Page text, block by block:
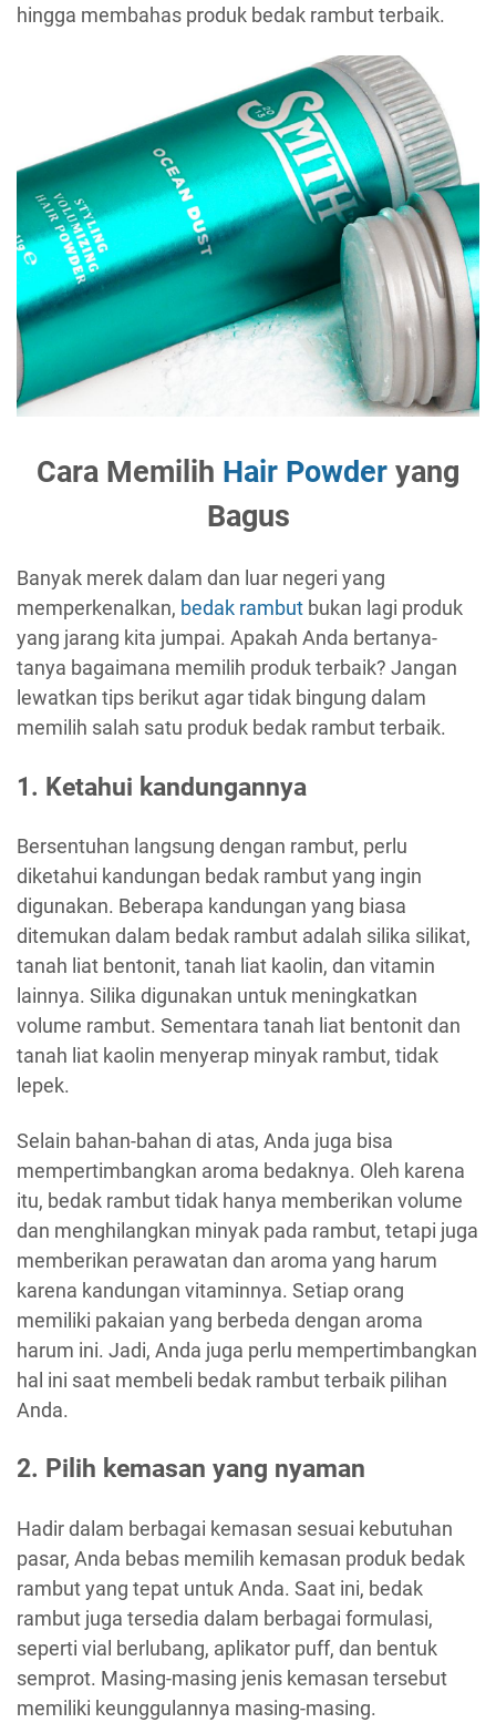
hingga membahas produk bedak rambut terbaik.
Cara Memilih Hair Powder yang
Bagus
Banyak merek dalam dan luar negeri yang
memperkenalkan, bedak rambut bukan lagi produk
yang jarang kita jumpai. Apakah Anda bertanya-
tanya bagaimana memilih produk terbaik? Jangan
lewatkan tips berikut agar tidak bingung dalam
memilih salah satu produk bedak rambut terbaik.
1. Ketahui kandungannya
Bersentuhan langsung dengan rambut, perlu
diketahui kandungan bedak rambut yang ingin
digunakan. Beberapa kandungan yang biasa
ditemukan dalam bedak rambut adalah silika silikat,
tanah liat bentonit, tanah liat kaolin, dan vitamin
lainnya. Silika digunakan untuk meningkatkan
volume rambut. Sementara tanah liat bentonit dan
tanah liat kaolin menyerap minyak rambut, tidak
lepek.
Selain bahan-bahan di atas, Anda juga bisa
mempertimbangkan aroma bedaknya. Oleh karena
itu, bedak rambut tidak hanya memberikan volume
dan menghilangkan minyak pada rambut, tetapi juga
memberikan perawatan dan aroma yang harum
karena kandungan vitaminnya. Setiap orang
memiliki pakaian yang berbeda dengan aroma
harum ini. Jadi, Anda juga perlu mempertimbangkan
hal ini saat membeli bedak rambut terbaik pilihan
Anda.
2. Pilih kemasan yang nyaman
Hadir dalam berbagai kemasan sesuai kebutuhan
pasar, Anda bebas memilih kemasan produk bedak
rambut yang tepat untuk Anda. Saat ini, bedak
rambut juga tersedia dalam berbagai formulasi,
seperti vial berlubang, aplikator puff, dan bentuk
semprot. Masing-masing jenis kemasan tersebut
memiliki keunggulannya masing-masing.